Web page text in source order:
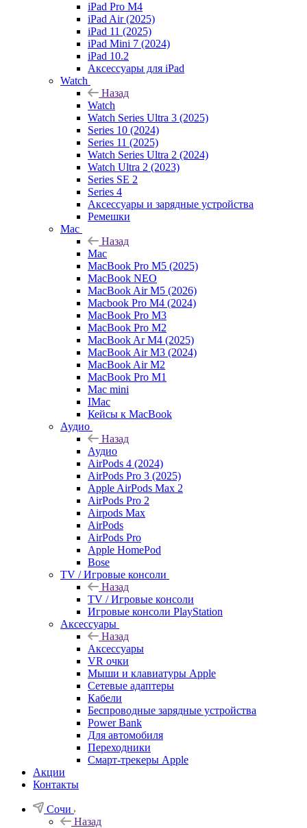
iPad Pro M4
iPad Air (2025)
iPad 11 (2025)
iPad Mini 7 (2024)
iPad 10.2
Аксессуары для iPad
Watch
Назад
Watch
Watch Series Ultra 3 (2025)
Series 10 (2024)
Series 11 (2025)
Watch Series Ultra 2 (2024)
Watch Ultra 2 (2023)
Series SE 2
Series 4
Аксессуары и зарядные устройства
Ремешки
Mac
Назад
Mac
MacBook Pro M5 (2025)
MacBook NEO
MacBook Air M5 (2026)
Macbook Pro M4 (2024)
MacBook Pro M3
MacBook Pro M2
MacBook Ar M4 (2025)
MacBook Air M3 (2024)
MacBook Air M2
MacBook Pro M1
Mac mini
IMac
Кейсы к MacBook
Аудио
Назад
Аудио
AirPods 4 (2024)
AirPods Pro 3 (2025)
Apple AirPods Max 2
AirPods Pro 2
Airpods Max
AirPods
AirPods Pro
Apple HomePod
Bose
TV / Игровые консоли
Назад
TV / Игровые консоли
Игровые консоли PlayStation
Аксессуары
Назад
Аксессуары
VR очки
Мыши и клавиатуры Apple
Сетевые адаптеры
Кабели
Беспроводные зарядные устройства
Power Bank
Для автомобиля
Переходники
Смарт-трекеры Apple
Акции
Контакты
Сочи
Назад